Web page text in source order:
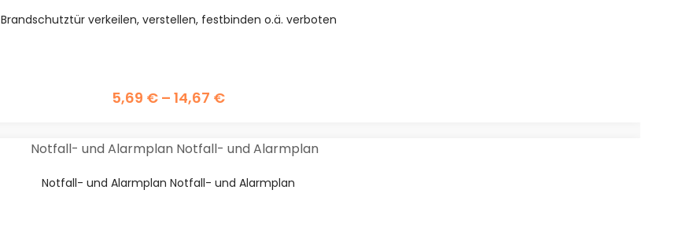
Brandschutztür verkeilen, verstellen, festbinden o.ä. verboten
5,69 € – 14,67 €
Notfall- und Alarmplan Notfall- und Alarmplan